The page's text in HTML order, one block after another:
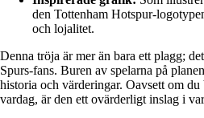
den Tottenham Hotspur-
och lojalitet.
Denna tröja är mer än bara ett plagg;
Spurs-fans. Buren av spelarna på
historia och värderingar. Oavsett om
vardag, är den ett ovärderligt inslag i